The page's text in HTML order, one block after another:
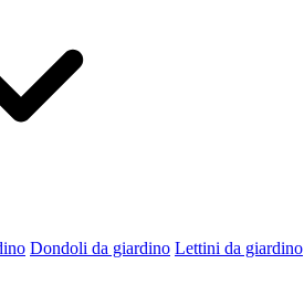
Dondoli da giardino Lettini da giardino